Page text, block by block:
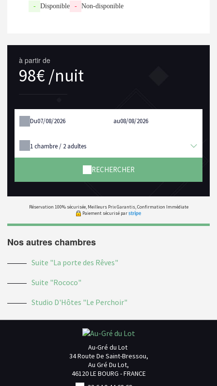
- Disponible - Non-disponible
à partir de
98€ /nuit
Du au
1chambre / 2 adultes
RECHERCHER
Réservation 100% sécurisée, Meilleurs Prix Garantis, Confirmation Immédiate
Paiement sécurisé par
Nos autres chambres
Suite "La porte des Rêves"
Suite "Rococo"
Studio D'Hôtes "Le Perchoir"
Au-Gré du Lot
34 Route De Saint-Bressou,
Au Gré Du Lot,
46120 LE BOURG - FRANCE